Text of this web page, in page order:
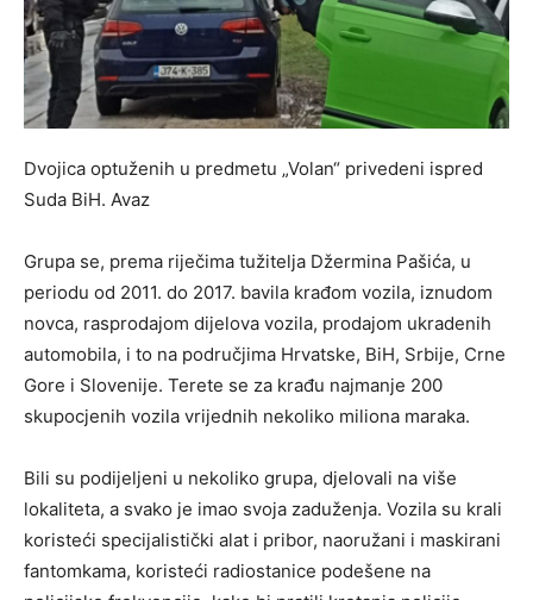
Dvojica optuženih u predmetu „Volan“ privedeni ispred
Suda BiH. Avaz
Grupa se, prema riječima tužitelja Džermina Pašića, u
periodu od 2011. do 2017. bavila krađom vozila, iznudom
novca, rasprodajom dijelova vozila, prodajom ukradenih
automobila, i to na područjima Hrvatske, BiH, Srbije, Crne
Gore i Slovenije. Terete se za krađu najmanje 200
skupocjenih vozila vrijednih nekoliko miliona maraka.
Bili su podijeljeni u nekoliko grupa, djelovali na više
lokaliteta, a svako je imao svoja zaduženja. Vozila su krali
koristeći specijalistički alat i pribor, naoružani i maskirani
fantomkama, koristeći radiostanice podešene na